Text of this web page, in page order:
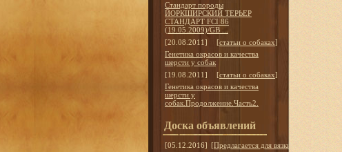
Стандарт породы
ЙОРКШИРСКИЙ ТЕРЬЕР
СТАНДАРТ FCI 86
(19.05.2009)/GB ...
[20.08.2011]
[статьи о собаках]
Генетика окрасов и качества
шерсти у собак
[19.08.2011]
[статьи о собаках]
Генетика окрасов и качества
шерсти у
собак.Продолжение.Часть2.
Доска объявлений
[05.12.2016] [Предлагается для вязки